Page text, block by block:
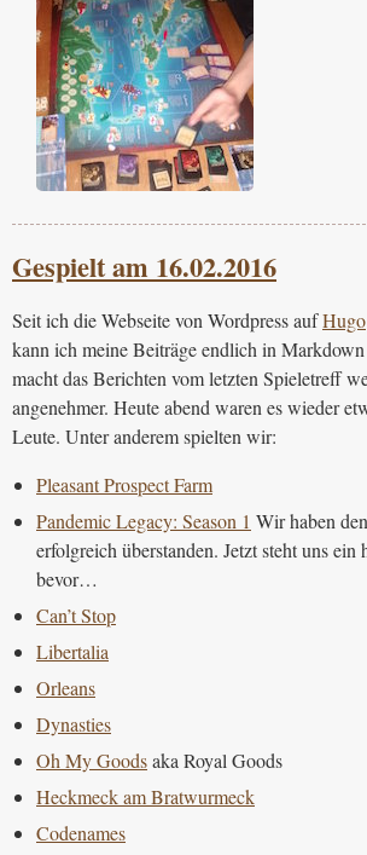
Gespielt am 16.02.2016
Seit ich die Webseite von Wordpress aufHugo
kann ich meine Beiträge endlich in
macht das Berichten vom letzten Spieletreff
angenehmer. Heute abend waren es wieder
Leute. Unter anderem spielten wir:
Pleasant Prospect Farm
Pandemic Legacy: Season 1 Wir haben
erfolgreich überstanden. Jetzt steht uns ein
bevor…
Can’t Stop
Libertalia
Orleans
Dynasties
Oh My Goodsaka Royal Goods
Heckmeck am Bratwurmeck
Codenames